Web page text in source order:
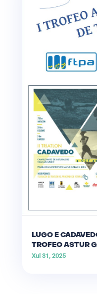
LUGO E
TROFEO ASTUR
Xul 31, 2025